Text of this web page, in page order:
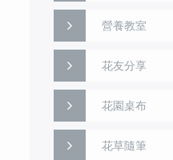
營養教室
花友分享
花園桌布
花草隨筆